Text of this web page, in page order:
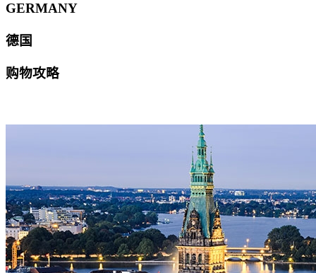
GERMANY
德国
购物攻略